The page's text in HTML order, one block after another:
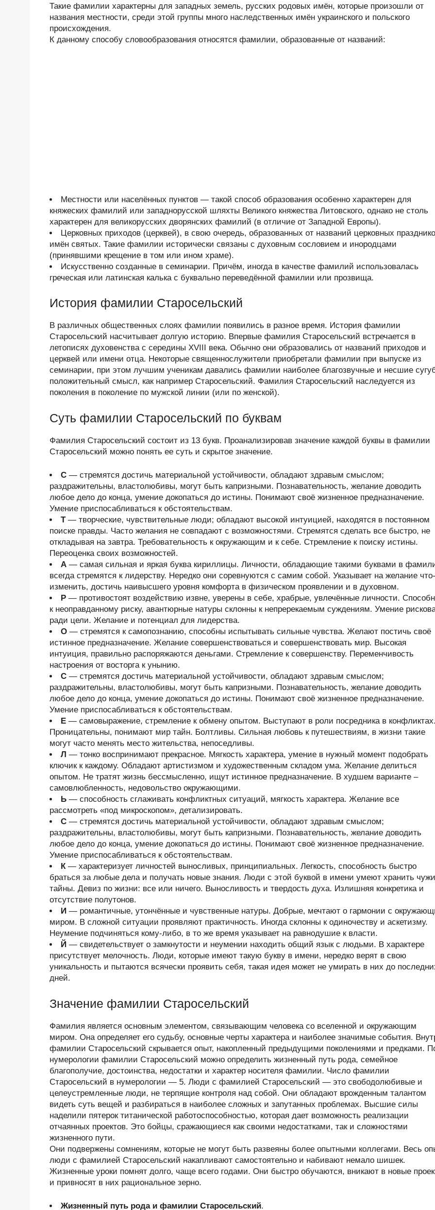
Такие фамилии характерны для западных земель, русских родовых имён, которые произошли от
названия местности, среди этой группы много наследственных имён украинского и польского
происхождения.
К данному способу словообразования относятся фамилии, образованные от названий:
Местности или населённых пунктов — такой способ образования особенно характерен для
княжеских фамилий или западнорусской шляхты Великого княжества Литовского, однако не столь
характерен для великорусских дворянских фамилий (в отличие от Западной Европы).
Церковных приходов (церквей), в свою очередь, образованных от названий церковных
имён святых. Такие фамилии исторически связаны с духовным сословием и инородцами
(принявшими крещение в том или ином храме).
Искусственно созданные в семинарии. Причём, иногда в качестве фамилий использовалась
греческая или латинская калька с буквально переведённой фамилии или прозвища.
История фамилии Старосельский
В различных общественных слоях фамилии появились в разное время. История фамилии
Старосельский насчитывает долгую историю. Впервые фамилия Старосельский встречается в
летописях духовенства с середины XVIII века. Обычно они образовались от названий приходов и
церквей или имени отца. Некоторые священнослужители приобретали фамилии при выпуске из
семинарии, при этом лучшим ученикам давались фамилии наиболее благозвучные и несшие
положительный смысл, как например Старосельский. Фамилия Старосельский наследуется из
поколения в поколение по мужской линии (или по женской).
Суть фамилии Старосельский по буквам
Фамилия Старосельский состоит из 13 букв. Проанализировав значение каждой буквы в фамилии
Старосельский можно понять ее суть и скрытое значение.
С — стремятся достичь материальной устойчивости, обладают здравым смыслом;
раздражительны, властолюбивы, могут быть капризными. Познавательность, желание доводить
любое дело до конца, умение докопаться до истины. Понимают своё жизненное предназначение.
Умение приспосабливаться к обстоятельствам.
Т— творческие, чувствительные люди; обладают высокой интуицией, находятся в постоянном
поиске правды. Часто желания не совпадают с возможностями. Стремятся сделать все быстро, не
откладывая на завтра. Требовательность к окружающим и к себе. Стремление к поиску истины.
Переоценка своих возможностей.
А — самая сильная и яркая буква кириллицы. Личности, обладающие такими буквами в
всегда стремятся к лидерству. Нередко они соревнуются с самим собой. Указывает на желание
изменить, достичь наивысшего уровня комфорта в физическом проявлении и в духовном.
Р — противостоят воздействию извне, уверены в себе, храбрые, увлечённые личности.
к неоправданному риску, авантюрные натуры склонны к непререкаемым суждениям. Умение
ради цели. Желание и потенциал для лидерства.
О — стремятся к самопознанию, способны испытывать сильные чувства. Желают постичь своё
истинное предназначение. Желание совершенствоваться и совершенствовать мир. Высокая
интуиция, правильно распоряжаются деньгами. Стремление к совершенству. Переменчивость
настроения от восторга к унынию.
С — стремятся достичь материальной устойчивости, обладают здравым смыслом;
раздражительны, властолюбивы, могут быть капризными. Познавательность, желание доводить
любое дело до конца, умение докопаться до истины. Понимают своё жизненное предназначение.
Умение приспосабливаться к обстоятельствам.
Е — самовыражение, стремление к обмену опытом. Выступают в роли посредника в
Проницательны, понимают мир тайн. Болтливы. Сильная любовь к путешествиям, в жизни такие
могут часто менять место жительства, непоседливы.
Л — тонко воспринимают прекрасное. Мягкость характера, умение в нужный момент подобрать
ключик к каждому. Обладают артистизмом и художественным складом ума. Желание делиться
опытом. Не тратят жизнь бессмысленно, ищут истинное предназначение. В худшем варианте –
самовлюбленность, недовольство окружающими.
Ь — способность сглаживать конфликтных ситуаций, мягкость характера. Желание все
рассмотреть «под микроскопом», детализировать.
С — стремятся достичь материальной устойчивости, обладают здравым смыслом;
раздражительны, властолюбивы, могут быть капризными. Познавательность, желание доводить
любое дело до конца, умение докопаться до истины. Понимают своё жизненное предназначение.
Умение приспосабливаться к обстоятельствам.
К— характеризует личностей выносливых, принципиальных. Легкость, способность быстро
браться за любые дела и получать новые знания. Люди с этой буквой в имени умеют хранить
тайны. Девиз по жизни: все или ничего. Выносливость и твердость духа. Излишняя конкретика и
отсутствие полутонов.
И — романтичные, утончённые и чувственные натуры. Добрые, мечтают о гармонии с
миром. В сложной ситуации проявляют практичность. Иногда склонны к одиночеству и аскетизму.
Неумение подчиняться кому-либо, в то же время указывает на равнодушие к власти.
Й — свидетельствует о замкнутости и неумении находить общий язык с людьми. В характере
присутствует мелочность. Люди, которые имеют такую букву в имени, нередко верят в свою
уникальность и пытаются всячески проявить себя, такая идея может не умирать в них до
дней.
Значение фамилии Старосельский
Фамилия является основным элементом, связывающим человека со вселенной и окружающим
миром. Она определяет его судьбу, основные черты характера и наиболее значимые события.
фамилии Старосельский скрывается опыт, накопленный предыдущими поколениями и предками.
нумерологии фамилии Старосельский можно определить жизненный путь рода, семейное
благополучие, достоинства, недостатки и характер носителя фамилии. Число фамилии
Старосельский в нумерологии — 5. Люди с фамилией Старосельский — это свободолюбивые и
целеустремленные люди, не терпящие контроля над собой. Они обладают врожденным талантом
видеть суть вещей и разбираться в наиболее сложных и запутанных проблемах. Высшие силы
наделили пятерок титанической работоспособностью, которая дает возможность реализации
отчаянных проектов. Это бойцы, сражающиеся как своими недостатками, так и сложностями
жизненного пути.
Они подвержены сомнениям, которые не могут быть развеяны более опытными коллегами. Весь
люди с фамилией Старосельский накапливают самостоятельно и набивают немало шишек.
Жизненные уроки помнят долго, чаще всего годами. Они быстро обучаются, вникают в новые
и привносят в них рациональное зерно.
Жизненный путь рода и фамилии Старосельский.